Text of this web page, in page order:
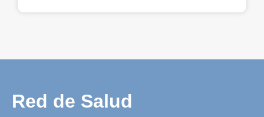
Red de Salud